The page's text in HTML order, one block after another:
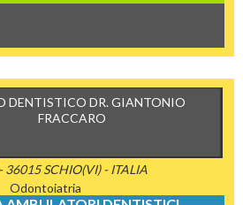
DENTISTICO DR. GIANTONIO
FRACCARO
36015 SCHIO(VI) - ITALIA
Odontoiatria